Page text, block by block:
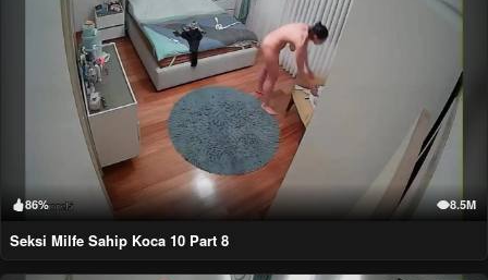
86% 8.5M
Seksi Milfe Sahip Koca 10 Part 8